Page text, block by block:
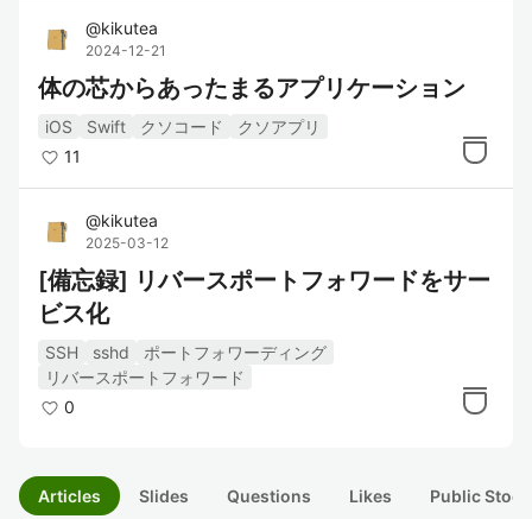
@kikutea
2024-12-21
体の芯からあったまるアプリケーション
iOS Swift クソコード
クソアプリ
11
@kikutea
2025-03-12
[備忘録] リバースポートフォワードをサー
ビス化
SSH sshd
ポートフォワーディング
リバースポートフォワード
0
Articles Slides Questions Likes Public